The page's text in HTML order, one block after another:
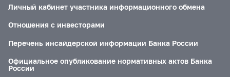
Личный кабинет участника информационного обмена
Отношения с инвесторами
Перечень инсайдерской информации Банка России
Официальное опубликование нормативных актов Банка
России